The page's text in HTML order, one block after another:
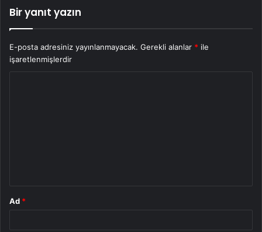
Bir yanıt yazın
E-posta adresiniz yayınlanmayacak. Gerekli alanlar * ile
işaretlenmişlerdir
Ad *